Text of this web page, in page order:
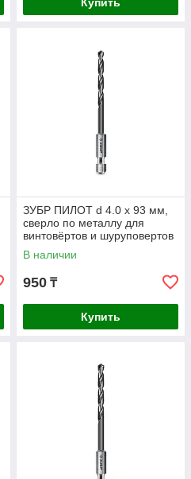
ЗУБР ПИЛОТ d 4.0 х 93 мм,
сверло по металлу для
винтовёртов и шуруповертов
IMPACT READY
Профессионал (29629-4
В наличии
950 ₸
Купить